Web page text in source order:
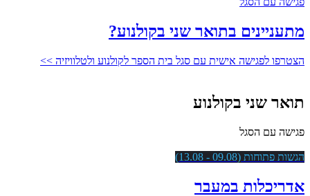
מתעניינים בתואר שני בקולנוע?
הצטרפו לפגישה אישית עם סגל בית הספר לקולנוע ולטלוויזיה >>
תואר שני בקולנוע
פגישה עם הסגל
הגשות פתוחות (09.08 - 13.08)
אדריכלות במעבר